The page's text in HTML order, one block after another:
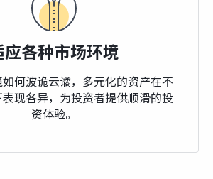
应各种市场环境
何波诡云谲，多元化的资产在不
表现各异，为投资者提供顺滑的投
资体验。